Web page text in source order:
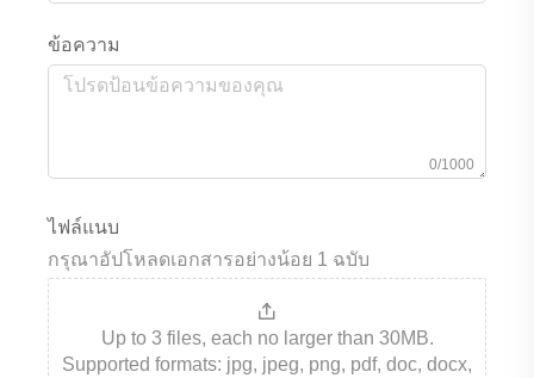
ข้อความ
0/1000
ไฟล์แนบ
กรุณาอัปโหลดเอกสารอย่างน้อย 1 ฉบับ
Up to 3 files, each no larger than 30MB.
Supported formats: jpg, jpeg, png, pdf, doc, docx,